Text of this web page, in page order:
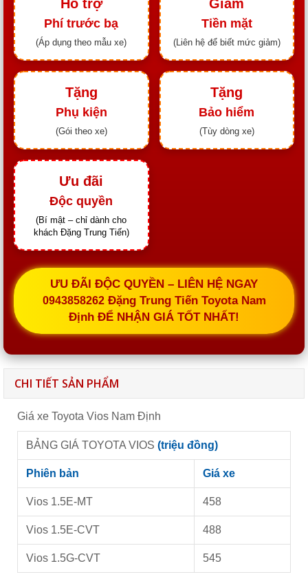
Hỗ trợ
Phí trước bạ
(Áp dụng theo mẫu xe)
Giảm
Tiền mặt
(Liên hệ để biết mức giảm)
Tặng
Phụ kiện
(Gói theo xe)
Tặng
Bảo hiểm
(Tùy dòng xe)
Ưu đãi
Độc quyền
(Bí mật – chỉ dành cho
khách Đặng Trung Tiến)
ƯU ĐÃI ĐỘC QUYỀN – LIÊN HỆ NGAY
0943858262Đặng Trung Tiến Toyota Nam
Định ĐỂ NHẬN GIÁ TỐT NHẤT!
CHI TIẾT SẢN PHẨM
Giá xe Toyota Vios Nam Định
BẢNG GIÁ TOYOTA VIOS (triệu đồng)
Phiên bản Giá xe
Vios 1.5E-MT 458
Vios 1.5E-CVT 488
Vios 1.5G-CVT 545